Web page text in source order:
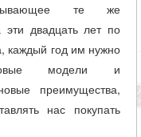
те же
эти двадцать лет по
каждый год им нужно
модели и
преимущества,
нас покупать